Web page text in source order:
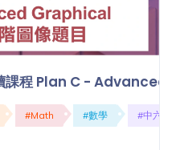
課程 Plan C -
#Math #數學 #中六